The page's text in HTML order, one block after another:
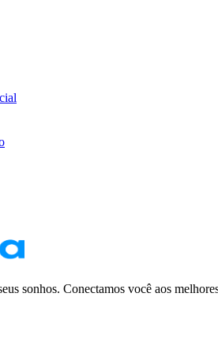
sonhos. Conectamos você aos